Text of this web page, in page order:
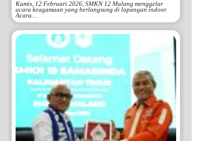
Kamis, 12 Februari 2026, SMKN 12 Malang menggelar
acara keagamaan yang berlangsung di lapangan indoor.
Acara…